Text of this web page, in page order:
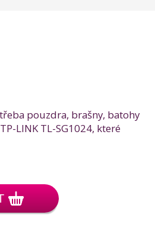
pouzdra, brašny, batohy
LINK TL-SG1024, které